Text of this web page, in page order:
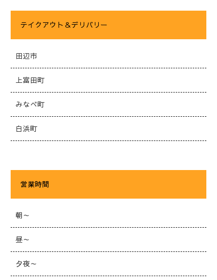
テイクアウト＆デリバリー
田辺市
上富田町
みなべ町
白浜町
営業時間
朝～
昼～
夕夜～